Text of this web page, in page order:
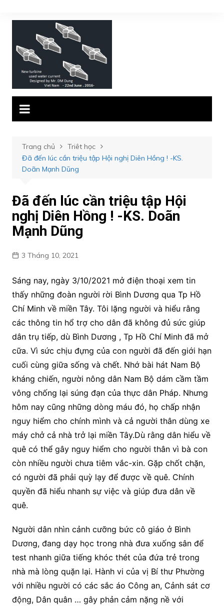
đến
Trang chủ
Triêt học
Đã đến lúc cần triệu tập Hội nghị Diên Hồng ! -KS.
Doãn Mạnh Dũng
Đã đến lúc cần triệu tập Hội
nghị Diên Hồng ! -KS. Doãn
Mạnh Dũng
3 Tháng 10, 2021
Sáng nay, ngày 3/10/2021 mở điện thoại xem tin
thấy những đoàn người rời Bình Dương qua Tp Hồ
Chí Minh về miền Tây. Tôi lặng người và hiểu rằng
các thông tin hổ trợ cho dân đã không đủ sức giúp
dân trụ tiếp, dù Bình Dương , Tp Hồ Chí Minh đã mở
cữa. Vì sức chịu đựng của con người đã đến giới hạn
cuối cùng giữa sống và chết. Nhớ bài hát Nam Bộ
kháng chiến, người nông dân Nam Bộ dám cầm tầm
vông chống lại súng đạn của thực dân Pháp. Nhưng
hôm nay cũng những dòng máu đó, họ chấp nhận
nguy hiểm cho chính mình và cả người thân dùng xe
máy chở cả nhà trở lại miền Tây.Dù rằng dân hiểu về
quê có thể gây nguy hiểm cho người thân vì bà con
còn nhiều người chưa tiêm vắc-xin. Gặp chốt chặn,
có người đã phải quỳ lạy để được về quê. Chính
quyền đã hiểu nhanh sự việc và giúp đưa dân về
quê.
Người dân nhìn cảnh cưỡng bức cô giáo ở Bình
Dương, đang dạy học trong nhà đưa xuống sân để
test nhanh giữa tiếng khóc thét của đứa trẻ trong
nhà mà lòng quặn lại. Hành vi của vị Bí thư Phường
với nhiều người có các sắc áo Công an, Cảnh sát cơ
động, Dân quân … gây phản cảm nặng nề với